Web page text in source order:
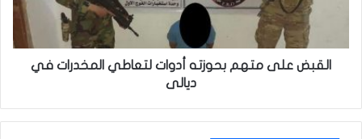
المخدرات
ديالى
القبض على متهم بحوزته أدوات لتعاطي المخدرات في
ديالى